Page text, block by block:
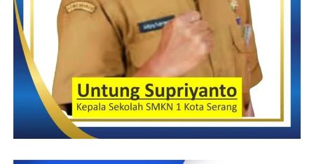
para sosok yang dianggap telah berjasa maupun berprestasi
dalam membangun di Bumi Andan Jejama.
Penghargaan itu antara lain diberikan kepada Ketua TP-PKK
Kab. Pesawaran Nanda Indira Dendi, S.E.,M.M sebagai Sosok
Perempuan Inspiratif bidang pembinaan kesejahteraan keluarga,
lalu Kepala Dinas Komunikasi, Informatika, Statistik dan
Persandian Kab. Pesawaran, Jayadi Yasa, S.S.T.P.,M.I.P sebagai